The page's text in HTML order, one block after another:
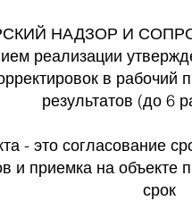
НАДЗОР И
реализации
в
результатов (до 6
- это согласование
и приемка на объекте
срок